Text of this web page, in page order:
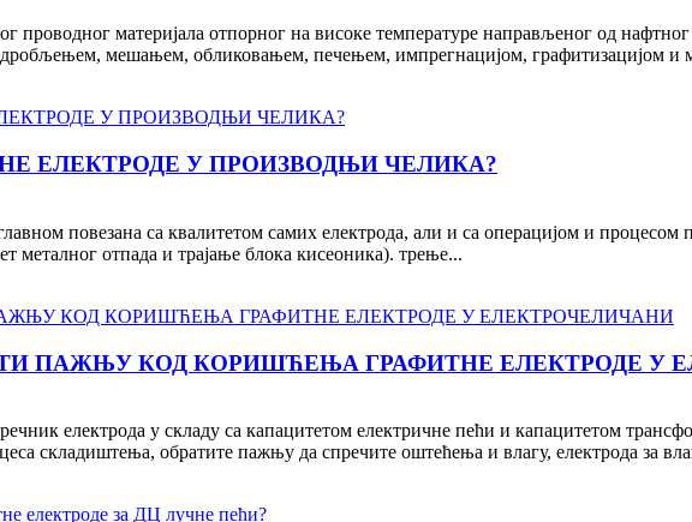
проводног материјала отпорног на високе температуре направљеног од
мешањем, обликовањем, печењем, импрегнацијом, графитизацијом и
ЕЛЕКТРОДЕ У ПРОИЗВОДЊИ ЧЕЛИКА?
повезана са квалитетом самих електрода, али и са операцијом и процесом
металног отпада и трајање блока кисеоника). трење...
ПАЖЊУ КОД КОРИШЋЕЊА ГРАФИТНЕ ЕЛЕКТРОДЕ У
електрода у складу са капацитетом електричне пећи и капацитетом
складиштења, обратите пажњу да спречите оштећења и влагу, електрода за